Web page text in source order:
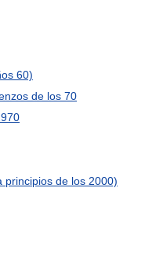
60)
de los 70
principios de los 2000)